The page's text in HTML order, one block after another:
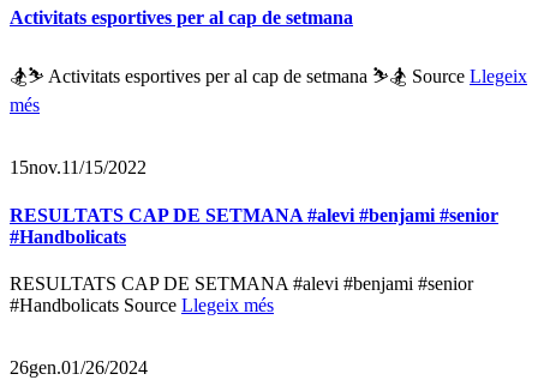
Activitats esportives per al cap de setmana
🏂⛷ Activitats esportives per al cap de setmana ⛷🏂 Source Llegeix
més
15nov.11/15/2022
RESULTATS CAP DE SETMANA #alevi #benjami #senior
#Handbolicats
RESULTATS CAP DE SETMANA #alevi #benjami #senior
#Handbolicats Source Llegeix més
26gen.01/26/2024